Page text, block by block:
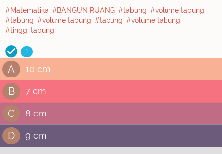
#Matematika #BANGUN RUANG #tabung #volume tabung
#tabung #volume tabung #tabung #volume tabung
#tinggi tabung
1
A 10 cm
B 7 cm
C 8 cm
D 9 cm